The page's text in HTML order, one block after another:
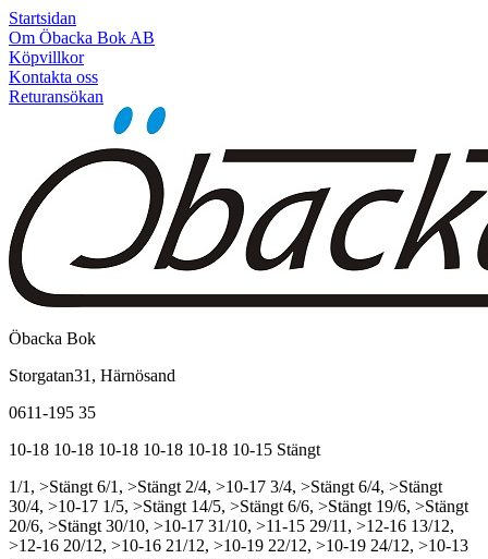
Startsidan
Om Öbacka Bok AB
Köpvillkor
Kontakta oss
Returansökan
Öbacka Bok
Storgatan31, Härnösand
0611-195 35
10-18 10-18 10-18 10-18 10-18 10-15 Stängt
1/1, >Stängt 6/1, >Stängt 2/4, >10-17 3/4, >Stängt 6/4, >Stängt
30/4, >10-17 1/5, >Stängt 14/5, >Stängt 6/6, >Stängt 19/6, >Stängt
20/6, >Stängt 30/10, >10-17 31/10, >11-15 29/11, >12-16 13/12,
>12-16 20/12, >10-16 21/12, >10-19 22/12, >10-19 24/12, >10-13